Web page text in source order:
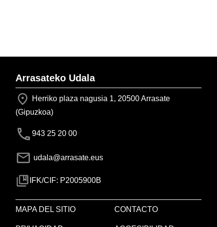
Arrasateko Udala
Herriko plaza nagusia 1, 20500 Arrasate
(Gipuzkoa)
943 25 20 00
udala@arrasate.eus
IFK/CIF: P2005900B
MAPA DEL SITIO CONTACTO